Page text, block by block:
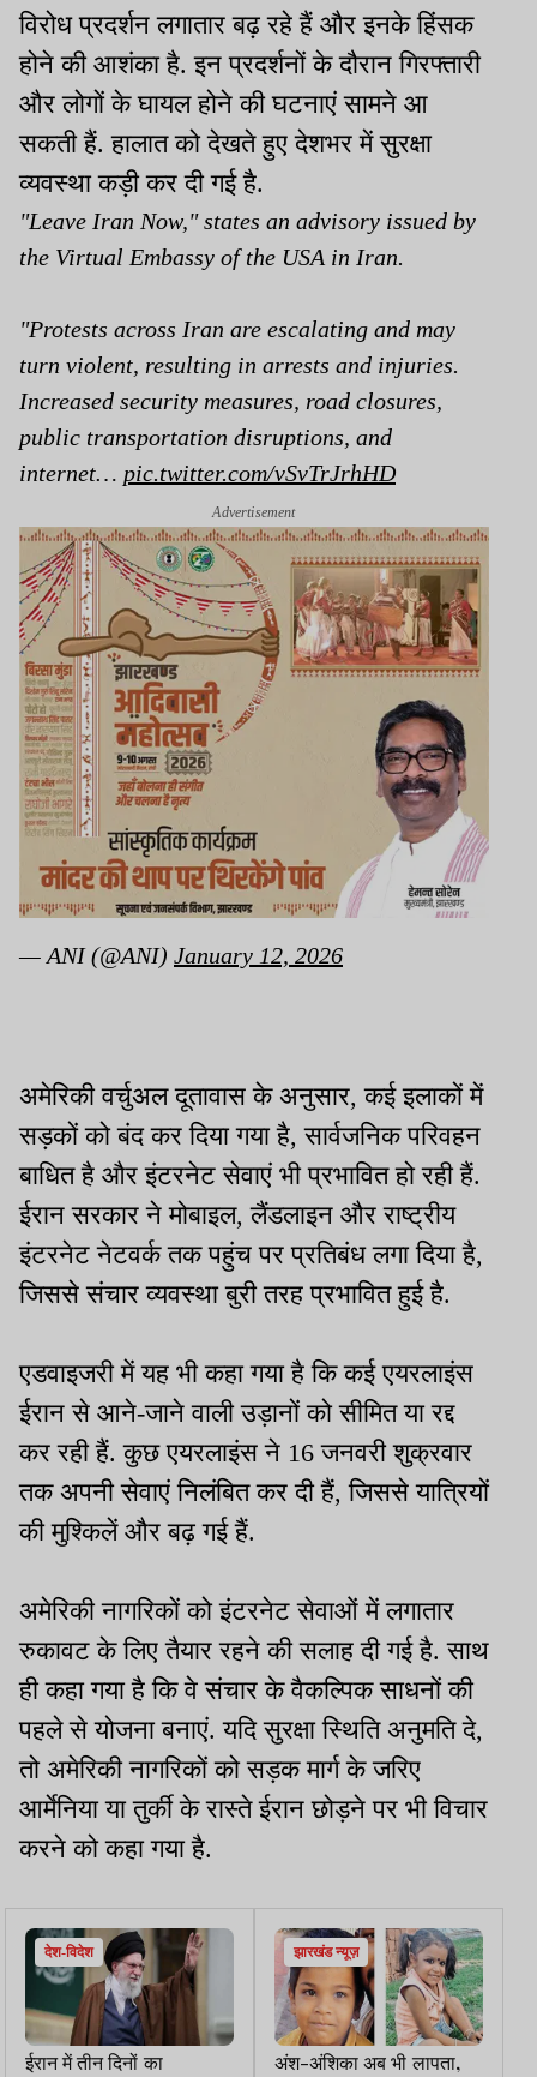
विरोध प्रदर्शन लगातार बढ़ रहे हैं और इनके हिंसक
होने की आशंका है. इन प्रदर्शनों के दौरान गिरफ्तारी
और लोगों के घायल होने की घटनाएं सामने आ
सकती हैं. हालात को देखते हुए देशभर में सुरक्षा
व्यवस्था कड़ी कर दी गई है.
"Leave Iran Now," states an advisory issued by
the Virtual Embassy of the USA in Iran.
"Protests across Iran are escalating and may
turn violent, resulting in arrests and injuries.
Increased security measures, road closures,
public transportation disruptions, and
internet… pic.twitter.com/vSvTrJrhHD
Advertisement
— ANI (@ANI) January 12, 2026
अमेरिकी वर्चुअल दूतावास के अनुसार, कई इलाकों में
सड़कों को बंद कर दिया गया है, सार्वजनिक परिवहन
बाधित है और इंटरनेट सेवाएं भी प्रभावित हो रही हैं.
ईरान सरकार ने मोबाइल, लैंडलाइन और राष्ट्रीय
इंटरनेट नेटवर्क तक पहुंच पर प्रतिबंध लगा दिया है,
जिससे संचार व्यवस्था बुरी तरह प्रभावित हुई है.
एडवाइजरी में यह भी कहा गया है कि कई एयरलाइंस
ईरान से आने-जाने वाली उड़ानों को सीमित या रद्द
कर रही हैं. कुछ एयरलाइंस ने 16 जनवरी शुक्रवार
तक अपनी सेवाएं निलंबित कर दी हैं, जिससे यात्रियों
की मुश्किलें और बढ़ गई हैं.
अमेरिकी नागरिकों को इंटरनेट सेवाओं में लगातार
रुकावट के लिए तैयार रहने की सलाह दी गई है. साथ
ही कहा गया है कि वे संचार के वैकल्पिक साधनों की
पहले से योजना बनाएं. यदि सुरक्षा स्थिति अनुमति दे,
तो अमेरिकी नागरिकों को सड़क मार्ग के जरिए
आर्मेनिया या तुर्की के रास्ते ईरान छोड़ने पर भी विचार
करने को कहा गया है.
देश-विदेश
ईरान में तीन दिनों का
झारखंड न्यूज़
अंश-अंशिका अब भी लापता,